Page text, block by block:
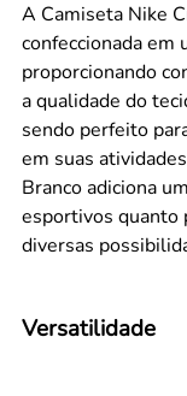
A Camiseta Nike
confeccionada
proporcionando
a qualidade do
sendo perfeito
em suas
Branco adiciona
esportivos quanto
diversas
Versatilidade